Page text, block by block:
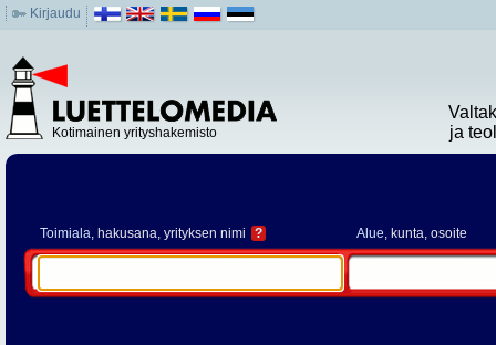
Kirjaudu
Kotimainen yrityshakemisto
ja
Toimiala, hakusana, yrityksen nimi ? Alue, kunta, osoite